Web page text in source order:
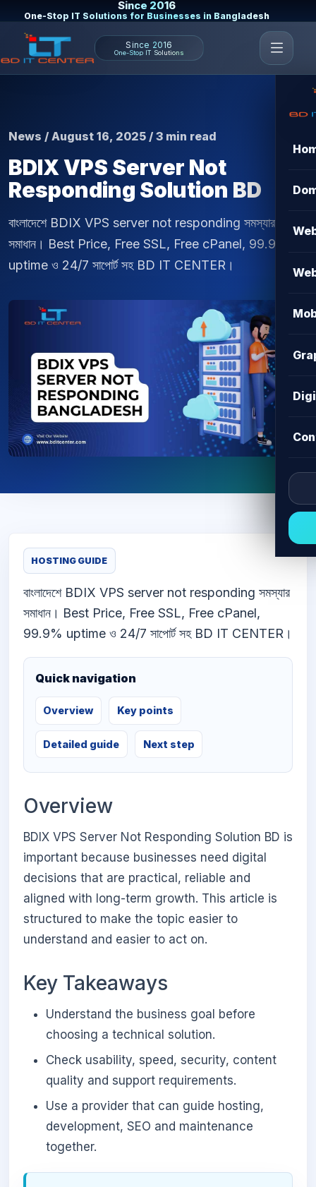
Since 2016
One-Stop IT Solutions for Businesses in Bangladesh
Since 2016
One-Stop IT Solutions
News / August 16, 2025 / 3 min read
BDIX VPS Server Not
Responding Solution BD
বাংলাদেশে BDIX VPS server not responding সমস্যার
সমাধান। Best Price, Free SSL, Free cPanel, 99.9%
uptime ও 24/7 সাপোর্ট সহ BD IT CENTER।
HOSTING GUIDE
বাংলাদেশে BDIX VPS server not responding সমস্যার
সমাধান। Best Price, Free SSL, Free cPanel,
99.9% uptime ও 24/7 সাপোর্ট সহ BD IT CENTER।
Quick navigation
Overview Key points
Detailed guide Next step
Overview
BDIX VPS Server Not Responding Solution BD is
important because businesses need digital
decisions that are practical, reliable and
aligned with long-term growth. This article is
structured to make the topic easier to
understand and easier to act on.
Key Takeaways
Understand the business goal before
choosing a technical solution.
Check usability, speed, security, content
quality and support requirements.
Use a provider that can guide hosting,
development, SEO and maintenance
together.